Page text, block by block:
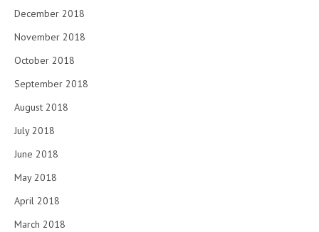
December 2018
November 2018
October 2018
September 2018
August 2018
July 2018
June 2018
May 2018
April 2018
March 2018